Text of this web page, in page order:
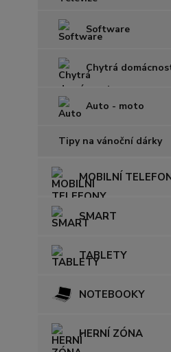
Software
Chytrá
Auto - moto
Tipy na vánoční dárky
MOBILNÍ
SMART
TABLETY
NOTEBOOKY
HERNÍ ZÓNA